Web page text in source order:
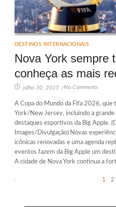
DESTINOS INTERNACIONAIS
Nova York sempre
conheça as mais
julho 30, 2025 /No Comments
A Copa do Mundo da Fifa 2026, que
York/New Jersey, incluindo a grande
destaques esportivos da Big Apple.
Images/Divulgação) Novas
icônicas renovadas e uma agenda
eventos fazem da Big Apple um
A cidade de Nova York continua a
1 2